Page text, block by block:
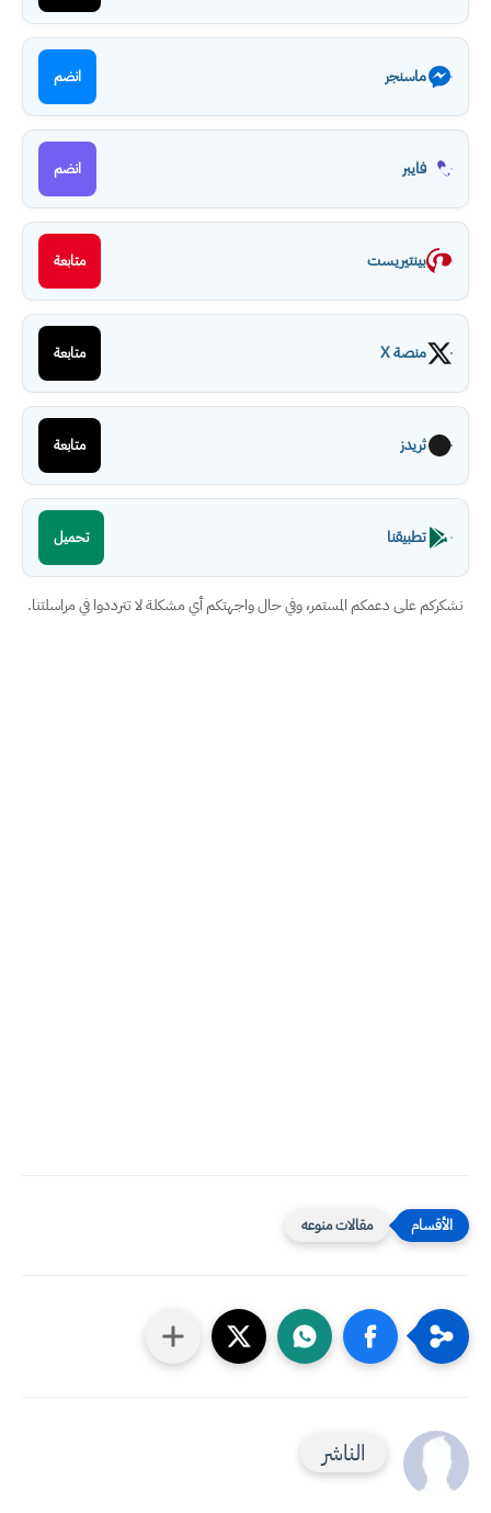
ماسنجر انضم
فايبر انضم
بينتيريست متابعة
منصة X متابعة
ثريدز متابعة
تطبيقنا تحميل
نشكركم على دعمكم المستمر، وفي حال واجهتكم أي مشكلة لا تترددوا في مراسلتنا.
مقالات منوعه
الناشر